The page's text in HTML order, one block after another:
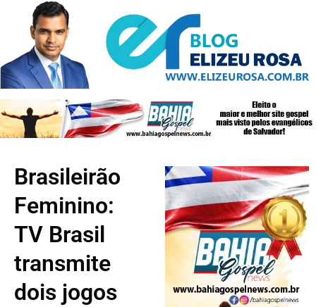
Brasileirão
Feminino:
TV Brasil
transmite
dois jogos